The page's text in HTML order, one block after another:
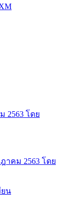
2563 โดย
าคม 2563 โดย
ยน